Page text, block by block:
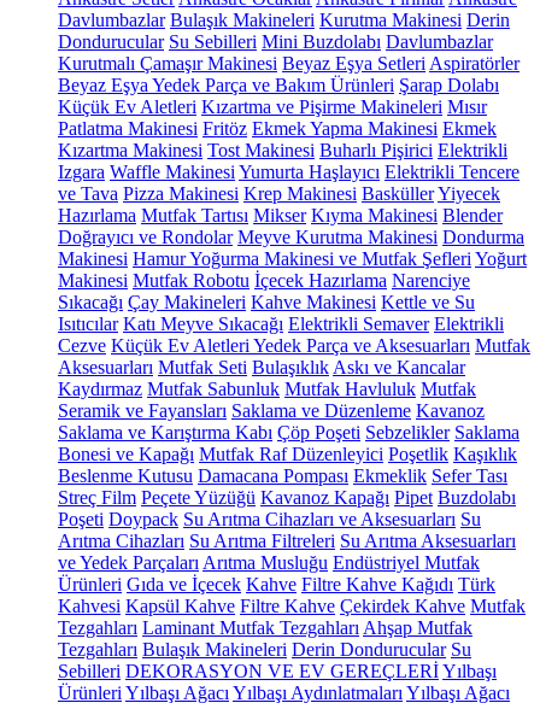
Davlumbazlar Bulaşık Makineleri Kurutma Makinesi Derin
Dondurucular Su Sebilleri Mini Buzdolabı Davlumbazlar
Kurutmalı Çamaşır Makinesi Beyaz Eşya Setleri Aspiratörler
Beyaz Eşya Yedek Parça ve Bakım Ürünleri Şarap Dolabı
Küçük Ev Aletleri Kızartma ve Pişirme Makineleri Mısır
Patlatma Makinesi Fritöz Ekmek Yapma Makinesi Ekmek
Kızartma Makinesi Tost Makinesi Buharlı Pişirici Elektrikli
Izgara Waffle Makinesi Yumurta Haşlayıcı Elektrikli Tencere
ve Tava Pizza Makinesi Krep Makinesi BasküllerYiyecek
Hazırlama Mutfak Tartısı Mikser Kıyma Makinesi Blender
Doğrayıcı ve Rondolar Meyve Kurutma Makinesi Dondurma
Makinesi Hamur Yoğurma Makinesi ve Mutfak Şefleri Yoğurt
Makinesi Mutfak Robotu İçecek Hazırlama Narenciye
Sıkacağı Çay Makineleri Kahve Makinesi Kettle ve Su
Isıtıcılar Katı Meyve Sıkacağı Elektrikli Semaver Elektrikli
Cezve Küçük Ev Aletleri Yedek Parça ve Aksesuarları Mutfak
Aksesuarları Mutfak Seti Bulaşıklık Askı ve Kancalar
Kaydırmaz Mutfak Sabunluk Mutfak Havluluk Mutfak
Seramik ve Fayansları Saklama ve Düzenleme Kavanoz
Saklama ve Karıştırma Kabı Çöp Poşeti Sebzelikler Saklama
Bonesi ve Kapağı Mutfak Raf Düzenleyici Poşetlik Kaşıklık
Beslenme Kutusu Damacana Pompası Ekmeklik Sefer Tası
Streç Film Peçete Yüzüğü Kavanoz Kapağı Pipet Buzdolabı
Poşeti Doypack Su Arıtma Cihazları ve Aksesuarları Su
Arıtma Cihazları Su Arıtma Filtreleri Su Arıtma Aksesuarları
ve Yedek Parçaları Arıtma Musluğu Endüstriyel Mutfak
Ürünleri Gıda ve İçecek Kahve Filtre Kahve Kağıdı Türk
Kahvesi Kapsül Kahve Filtre Kahve Çekirdek Kahve Mutfak
Tezgahları Laminant Mutfak Tezgahları Ahşap Mutfak
Tezgahları Bulaşık Makineleri Derin Dondurucular Su
Sebilleri DEKORASYON VE EV GEREÇLERİYılbaşı
Ürünleri Yılbaşı Ağacı Yılbaşı Aydınlatmaları Yılbaşı Ağacı